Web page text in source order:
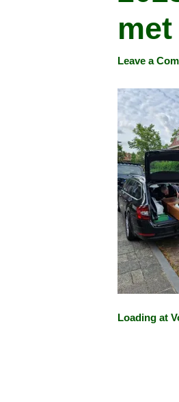
Leave a
Loading at